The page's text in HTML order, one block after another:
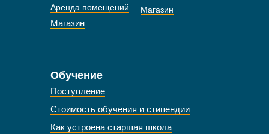
Обучение
Аренда помещений
Магазин
Магазин
Поступление
Стоимость обучения и стипендии
Как устроена старшая школа